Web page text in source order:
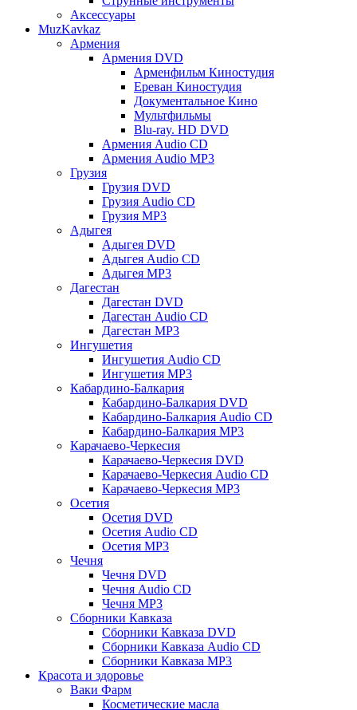
Аксессуары
MuzKavkaz
Армения
Армения DVD
Арменфильм Киностудия
Ереван Киностудия
Документальное Кино
Мультфильмы
Blu-ray. HD DVD
Армения Audio CD
Армения Audio MP3
Грузия
Грузия DVD
Грузия Audio CD
Грузия MP3
Адыгея
Адыгея DVD
Адыгея Audio CD
Адыгея MP3
Дагестан
Дагестан DVD
Дагестан Audio CD
Дагестан MP3
Ингушетия
Ингушетия Audio CD
Ингушетия MP3
Кабардино-Балкария
Кабардино-Балкария DVD
Кабардино-Балкария Audio CD
Кабардино-Балкария MP3
Карачаево-Черкесия
Карачаево-Черкесия DVD
Карачаево-Черкесия Audio CD
Карачаево-Черкесия MP3
Осетия
Осетия DVD
Осетия Audio CD
Осетия MP3
Чечня
Чечня DVD
Чечня Audio CD
Чечня MP3
Сборники Кавказа
Сборники Кавказа DVD
Сборники Кавказа Audio CD
Сборники Кавказа MP3
Красота и здоровье
Ваки Фарм
Косметические масла